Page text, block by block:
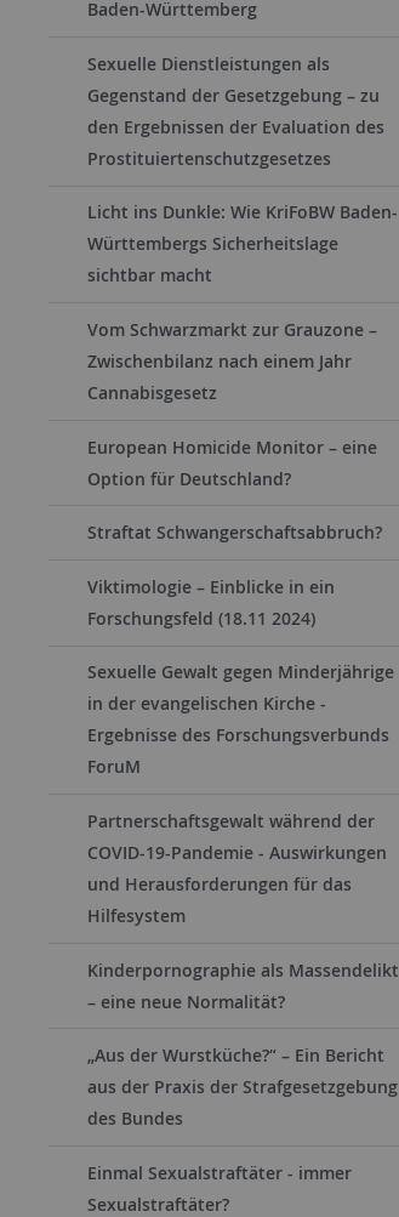
Baden-Württemberg
Sexuelle Dienstleistungen als
Gegenstand der Gesetzgebung – zu
den Ergebnissen der Evaluation des
Prostituiertenschutzgesetzes
Licht ins Dunkle: Wie KriFoBW Baden-
Württembergs Sicherheitslage
sichtbar macht
Vom Schwarzmarkt zur Grauzone –
Zwischenbilanz nach einem Jahr
Cannabisgesetz
European Homicide Monitor – eine
Option für Deutschland?
Straftat Schwangerschaftsabbruch?
Viktimologie – Einblicke in ein
Forschungsfeld (18.11 2024)
Sexuelle Gewalt gegen Minderjährige
in der evangelischen Kirche -
Ergebnisse des Forschungsverbunds
ForuM
Partnerschaftsgewalt während der
COVID-19-Pandemie - Auswirkungen
und Herausforderungen für das
Hilfesystem
Kinderpornographie als Massendelikt
– eine neue Normalität?
„Aus der Wurstküche?“ – Ein Bericht
aus der Praxis der Strafgesetzgebung
des Bundes
Einmal Sexualstraftäter - immer
Sexualstraftäter?